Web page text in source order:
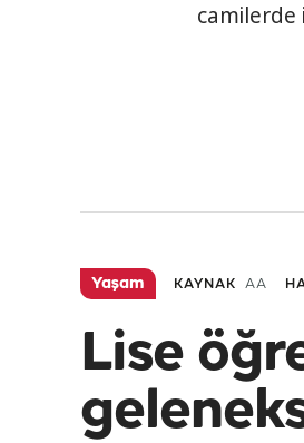
camilerde
Yaşam KAYNAK AA
Lise